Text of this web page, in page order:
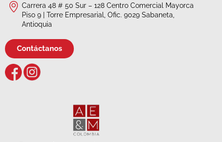
Carrera 48 # 50 Sur – 128 Centro Comercial Mayorca
Piso 9 | Torre Empresarial, Ofic. 9029 Sabaneta,
Antioquia
Contáctanos